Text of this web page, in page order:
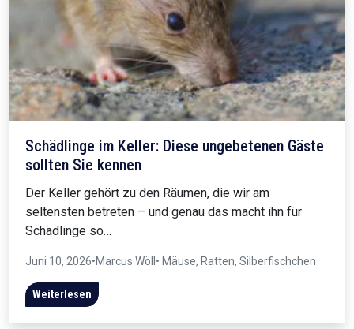
Schädlinge im Keller: Diese ungebetenen Gäste
sollten Sie kennen
Der Keller gehört zu den Räumen, die wir am
seltensten betreten – und genau das macht ihn für
Schädlinge so…
Juni 10, 2026•Marcus Wöll • Mäuse, Ratten, Silberfischchen
Weiterlesen